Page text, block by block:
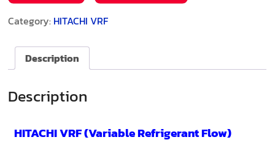
Category: HITACHI VRF
Description
Description
HITACHI VRF (Variable Refrigerant Flow)